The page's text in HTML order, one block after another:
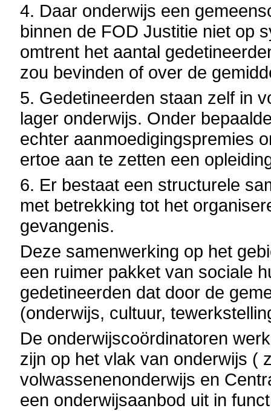
4. Daar onderwijs een
binnen de FOD Justitie niet op
omtrent het aantal
zou bevinden of over de
5. Gedetineerden staan zelf in
lager onderwijs. Onder
echter aanmoedigingspremies
ertoe aan te zetten een
6. Er bestaat een structurele
met betrekking tot het
gevangenis.
Deze samenwerking op het
een ruimer pakket van sociale
gedetineerden dat door de
(onderwijs, cultuur,
De onderwijscoördinatoren
zijn op het vlak van onderwijs (
volwassenenonderwijs en
een onderwijsaanbod uit in